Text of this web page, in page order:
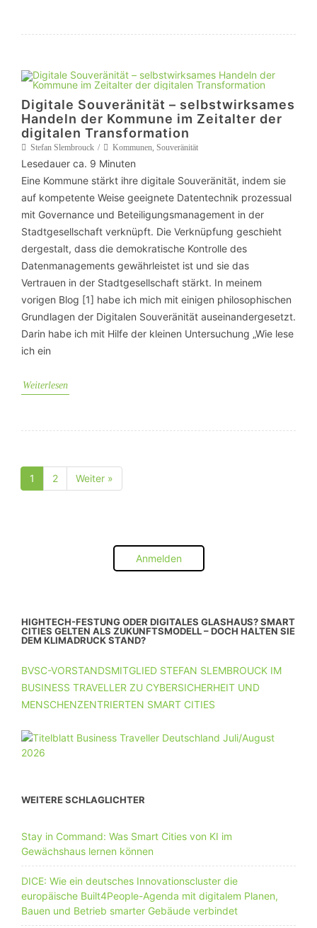
Digitale Souveränität – selbstwirksames
Handeln der Kommune im Zeitalter der
digitalen Transformation
Stefan Slembrouck Kommunen, Souveränität
Lesedauer ca. 9 Minuten
Eine Kommune stärkt ihre digitale Souveränität, indem sie
auf kompetente Weise geeignete Datentechnik prozessual
mit Governance und Beteiligungsmanagement in der
Stadtgesellschaft verknüpft. Die Verknüpfung geschieht
dergestalt, dass die demokratische Kontrolle des
Datenmanagements gewährleistet ist und sie das
Vertrauen in der Stadtgesellschaft stärkt. In meinem
vorigen Blog [1] habe ich mich mit einigen philosophischen
Grundlagen der Digitalen Souveränität auseinandergesetzt.
Darin habe ich mit Hilfe der kleinen Untersuchung „Wie lese
ich ein
Weiterlesen
Seite
1 Seite
2 Weiter »
Anmelden
HIGHTECH-FESTUNG ODER DIGITALES GLASHAUS? SMART
CITIES GELTEN ALS ZUKUNFTSMODELL – DOCH HALTEN SIE
DEM KLIMADRUCK STAND?
BVSC-VORSTANDSMITGLIED STEFAN SLEMBROUCK IM
BUSINESS TRAVELLER ZU CYBERSICHERHEIT UND
MENSCHENZENTRIERTEN SMART CITIES
WEITERE SCHLAGLICHTER
Stay in Command: Was Smart Cities von KI im
Gewächshaus lernen können
DICE: Wie ein deutsches Innovationscluster die
europäische Built4People-Agenda mit digitalem Planen,
Bauen und Betrieb smarter Gebäude verbindet